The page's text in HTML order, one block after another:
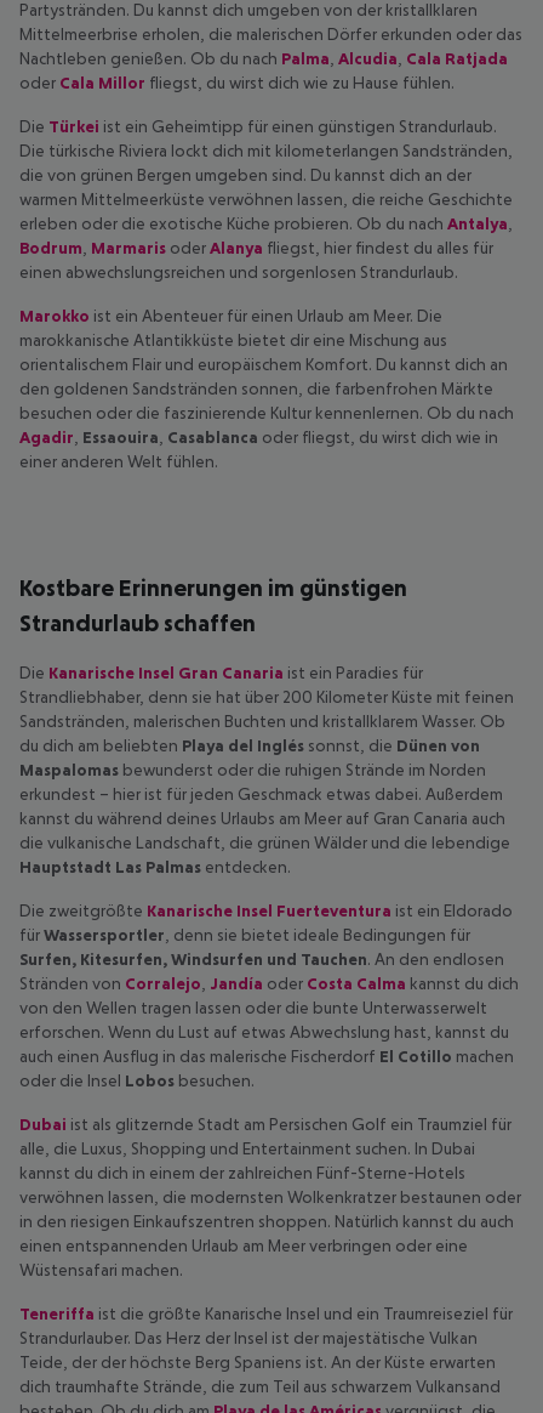
Partystränden. Du kannst dich umgeben von der kristallklaren
Mittelmeerbrise erholen, die malerischen Dörfer erkunden oder das
Nachtleben genießen. Ob du nach Palma Alcudia Cala Ratjada
oder Cala Millor fliegst, du wirst dich wie zu Hause fühlen.
Die Türkei ist ein Geheimtipp für einen günstigen Strandurlaub.
Die türkische Riviera lockt dich mit kilometerlangen Sandstränden,
die von grünen Bergen umgeben sind. Du kannst dich an der
warmen Mittelmeerküste verwöhnen lassen, die reiche Geschichte
erleben oder die exotische Küche probieren. Ob du nach Antalya
Bodrum Marmaris oderAlanya fliegst, hier findest du alles für
einen abwechslungsreichen und sorgenlosen Strandurlaub.
Marokko ist ein Abenteuer für einen Urlaub am Meer. Die
marokkanische Atlantikküste bietet dir eine Mischung aus
orientalischem Flair und europäischem Komfort. Du kannst dich an
den goldenen Sandstränden sonnen, die farbenfrohen Märkte
besuchen oder die faszinierende Kultur kennenlernen. Ob du nach
Agadir Essaouira Casablanca oder fliegst, du wirst dich wie in
einer anderen Welt fühlen.
Kostbare Erinnerungen im günstigen
Strandurlaub schaffen
Die Kanarische Insel Gran Canaria ist ein Paradies für
Strandliebhaber, denn sie hat über 200 Kilometer Küste mit feinen
Sandstränden, malerischen Buchten und kristallklarem Wasser. Ob
du dich am beliebten Playa del Inglés sonnst, die Dünen von
Maspalomas bewunderst oder die ruhigen Strände im Norden
erkundest – hier ist für jeden Geschmack etwas dabei. Außerdem
kannst du während deines Urlaubs am Meer auf Gran Canaria auch
die vulkanische Landschaft, die grünen Wälder und die lebendige
Hauptstadt Las Palmas entdecken.
Die zweitgrößte Kanarische Insel Fuerteventura ist ein Eldorado
fürWassersportler , denn sie bietet ideale Bedingungen für
Surfen, Kitesurfen, Windsurfen und Tauchen. An den endlosen
Stränden von Corralejo Jandía oder Costa Calma kannst du dich
von den Wellen tragen lassen oder die bunte Unterwasserwelt
erforschen. Wenn du Lust auf etwas Abwechslung hast, kannst du
auch einen Ausflug in das malerische Fischerdorf El Cotillo machen
oder die Insel Lobos besuchen.
Dubai ist als glitzernde Stadt am Persischen Golf ein Traumziel für
alle, die Luxus, Shopping und Entertainment suchen. In Dubai
kannst du dich in einem der zahlreichen Fünf-Sterne-Hotels
verwöhnen lassen, die modernsten Wolkenkratzer bestaunen oder
in den riesigen Einkaufszentren shoppen. Natürlich kannst du auch
einen entspannenden Urlaub am Meer verbringen oder eine
Wüstensafari machen.
Teneriffa ist die größte Kanarische Insel und ein Traumreiseziel für
Strandurlauber. Das Herz der Insel ist der majestätische Vulkan
Teide, der der höchste Berg Spaniens ist. An der Küste erwarten
dich traumhafte Strände, die zum Teil aus schwarzem Vulkansand